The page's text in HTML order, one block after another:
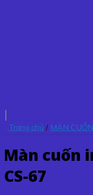
Trang chủ / MÀN
Màn cuốn
CS-67